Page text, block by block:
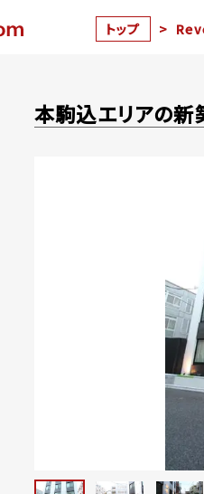
トップ >
本駒込エリアの新